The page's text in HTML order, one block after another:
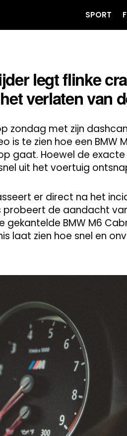
SPORT
legt flinke
verlaten van
zondag met zijn
is te zien hoe een BMW
gaat. Hoewel de
uit het voertuig
er direct na het
de aandacht
gekantelde BMW M6
laat zien hoe snel en